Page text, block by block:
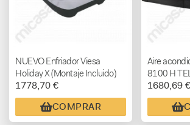
NUEVO Enfriador Viesa
Holiday X (Montaje Incluido)
1778,70 €
COMPRAR
Aire
8100 H
1680,69 €